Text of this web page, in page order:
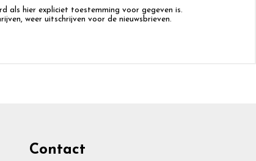
als hier expliciet toestemming voor gegeven is.
weer uitschrijven voor de nieuwsbrieven.
Contact